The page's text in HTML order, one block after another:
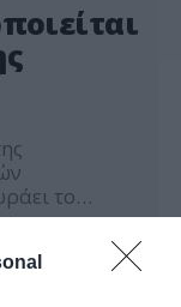
το
Δημοσίων